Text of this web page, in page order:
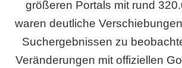
größeren Portals mit rund
waren deutliche
Suchergebnissen zu
Veränderungen mit offiziellen